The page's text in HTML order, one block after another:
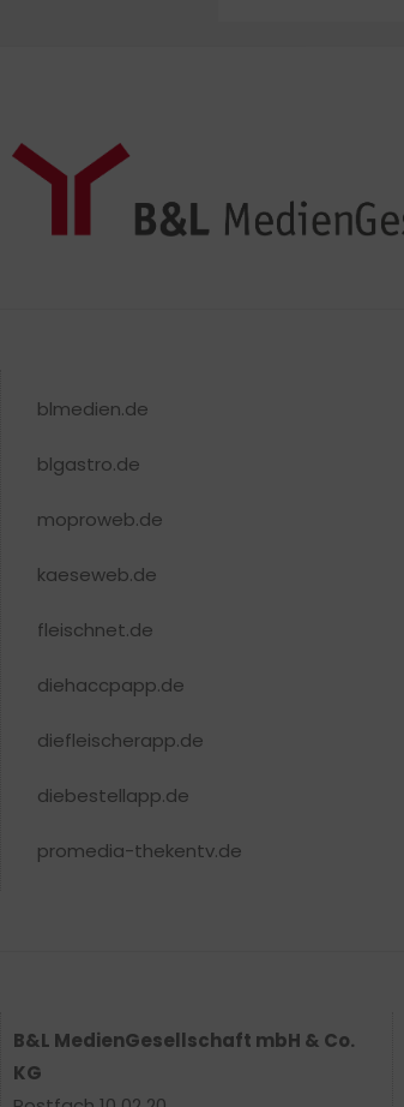
blmedien.de
blgastro.de
moproweb.de
kaeseweb.de
fleischnet.de
diehaccpapp.de
diefleischerapp.de
diebestellapp.de
promedia-thekentv.de
B&L MedienGesellschaft mbH & Co.
KG